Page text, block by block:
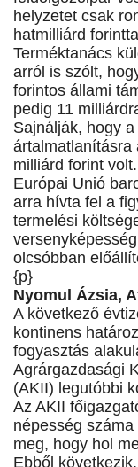
helyzetet csak
hatmilliárd
Terméktanács
arról is szólt,
forintos állami
pedig 11
Sajnálják, hogy
ártalmatlanításra
milliárd forint
Európai Unió
arra hívta fel a
termelési
olcsóbban
{p}
Nyomul Ázsia,
A következő
kontinens
fogyasztás
Agrárgazdasági
(AKII) legutóbbi
Az AKII
népesség
meg, hogy hol
Ebből